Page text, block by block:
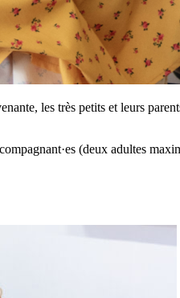
les très petits et leurs
(deux adultes